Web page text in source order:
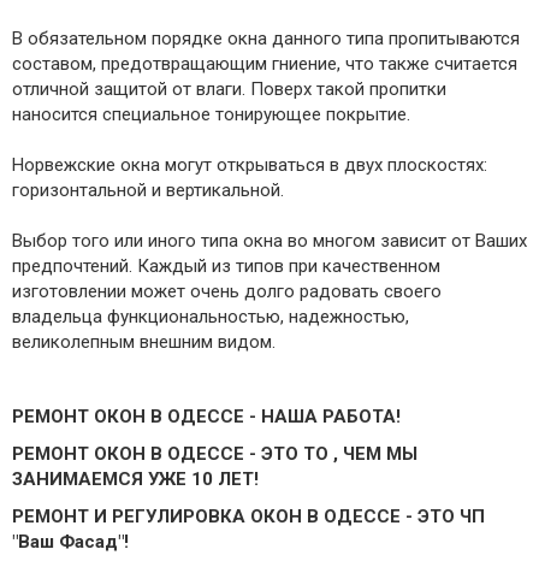
В обязательном порядке окна данного типа пропитываются
составом, предотвращающим гниение, что также считается
отличной защитой от влаги. Поверх такой пропитки
наносится специальное тонирующее покрытие.
Норвежские окна могут открываться в двух плоскостях:
горизонтальной и вертикальной.
Выбор того или иного типа окна во многом зависит от Ваших
предпочтений. Каждый из типов при качественном
изготовлении может очень долго радовать своего
владельца функциональностью, надежностью,
великолепным внешним видом.
РЕМОНТ ОКОН В ОДЕССЕ - НАША РАБОТА!
РЕМОНТ ОКОН В ОДЕССЕ - ЭТО ТО , ЧЕМ МЫ
ЗАНИМАЕМСЯ УЖЕ 10 ЛЕТ!
РЕМОНТ И РЕГУЛИРОВКА ОКОН В ОДЕССЕ - ЭТО ЧП
"Ваш Фасад"!